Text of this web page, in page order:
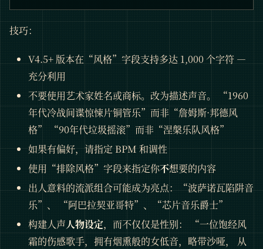
技巧：
V4.5+ 版本在“风格”字段支持多达 1,000 个字符 —
充分利用
不要使用艺术家姓名或商标。改为描述声音。 “1960
年代冷战间谍惊悚片铜管乐”而非“詹姆斯·邦德风
格” “90年代垃圾摇滚”而非“涅槃乐队风格”
如果有偏好，请指定 BPM 和调性
使用“排除风格”字段来指定你不想要的内容
出人意料的流派组合可能成为亮点：“波萨诺瓦陷阱音
乐”、 “阿巴拉契亚哥特”、“芯片音乐爵士”
构建人声人物设定，而不仅仅是性别： “一位饱经风
霜的伤感歌手，拥有烟熏般的女低音，略带沙哑， 从